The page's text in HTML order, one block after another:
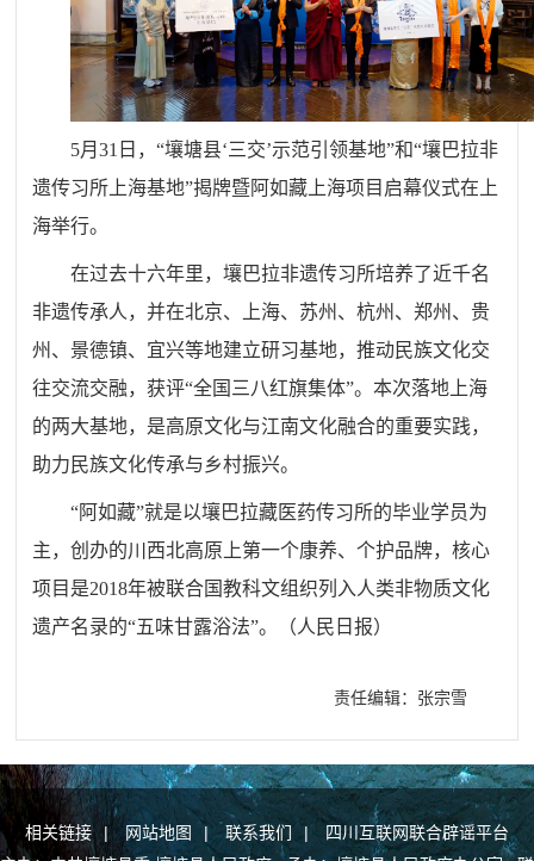
5月31日，“壤塘县‘三交’示范引领基地”和“壤巴拉非
遗传习所上海基地”揭牌暨阿如藏上海项目启幕仪式在上
海举行。
在过去十六年里，壤巴拉非遗传习所培养了近千名
非遗传承人，并在北京、上海、苏州、杭州、郑州、贵
州、景德镇、宜兴等地建立研习基地，推动民族文化交
往交流交融，获评“全国三八红旗集体”。本次落地上海
的两大基地，是高原文化与江南文化融合的重要实践，
助力民族文化传承与乡村振兴。
“阿如藏”就是以壤巴拉藏医药传习所的毕业学员为
主，创办的川西北高原上第一个康养、个护品牌，核心
项目是2018年被联合国教科文组织列入人类非物质文化
遗产名录的“五味甘露浴法”。（人民日报）
责任编辑：张宗雪
相关链接 | 网站地图 | 联系我们 |
四川互联网联合辟谣平台